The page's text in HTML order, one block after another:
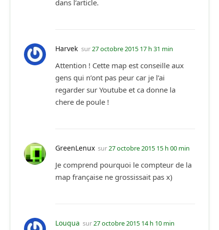
dans l’article.
Harvek sur27 octobre 2015 17 h 31 min
Attention ! Cette map est conseille aux
gens qui n’ont pas peur car je l’ai
regarder sur Youtube et ca donne la
chere de poule !
GreenLenux sur27 octobre 2015 15 h 00 min
Je comprend pourquoi le compteur de la
map française ne grossissait pas x)
Louqua sur27 octobre 2015 14 h 10 min